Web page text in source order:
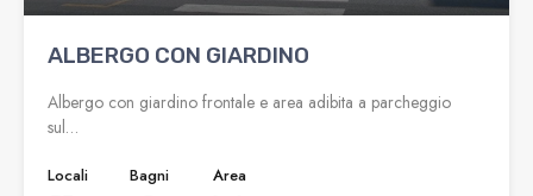
ALBERGO CON GIARDINO
Albergo con giardino frontale e area adibita a parcheggio
sul…
Locali
Bagni
Area